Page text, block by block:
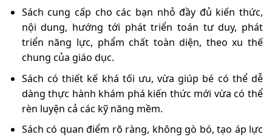
Sách cung cấp cho các bạn nhỏ đầy đủ kiến thức,
nội dung, hướng tới phát triển toán tư duy, phát
triển năng lực, phẩm chất toàn diện, theo xu thế
chung của giáo dục.
Sách có thiết kế khá tối ưu, vừa giúp bé có thể dễ
dàng thực hành khám phá kiến thức mới vừa có thể
rèn luyện cả các kỹ năng mềm.
Sách có quan điểm rõ ràng, không gò bó, tạo áp lực